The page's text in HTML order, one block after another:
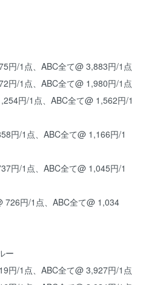
円/1点、ABC全て@ 3,883円/1点
円/1点、ABC全て@ 1,980円/1点
円/1点、ABC全て@ 1,562円/1
円/1点、ABC全て@ 1,166円/1
円/1点、ABC全て@ 1,045円/1
円/1点、ABC全て@ 1,034
ー
円/1点、ABC全て@ 3,927円/1点